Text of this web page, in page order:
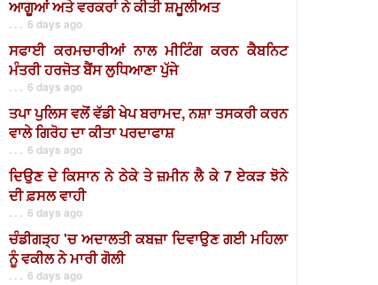
ਆਗੂਆਂ ਅਤੇ ਵਰਕਰਾਂ ਨੇ ਕੀਤੀ ਸ਼ਮੂਲੀਅਤ
. . . 6 days ago
ਸਫਾਈ ਕਰਮਚਾਰੀਆਂ ਨਾਲ ਮੀਟਿੰਗ ਕਰਨ ਕੈਬਨਿਟ
ਮੰਤਰੀ ਹਰਜੋਤ ਬੈਂਸ ਲੁਧਿਆਣਾ ਪੁੱਜੇ
. . . 6 days ago
ਤਪਾ ਪੁਲਿਸ ਵਲੋਂ ਵੱਡੀ ਖੇਪ ਬਰਾਮਦ, ਨਸ਼ਾ ਤਸਕਰੀ ਕਰਨ
ਵਾਲੇ ਗਿਰੋਹ ਦਾ ਕੀਤਾ ਪਰਦਾਫਾਸ਼
. . . 6 days ago
ਦਿਉਣ ਦੇ ਕਿਸਾਨ ਨੇ ਠੇਕੇ ਤੇ ਜ਼ਮੀਨ ਲੈ ਕੇ 7 ਏਕੜ ਝੋਨੇ
ਦੀ ਫ਼ਸਲ ਵਾਹੀ
. . . 6 days ago
ਚੰਡੀਗੜ੍ਹ 'ਚ ਅਦਾਲਤੀ ਕਬਜ਼ਾ ਦਿਵਾਉਣ ਗਈ ਮਹਿਲਾ
ਨੂੰ ਵਕੀਲ ਨੇ ਮਾਰੀ ਗੋਲੀ
. . . 6 days ago